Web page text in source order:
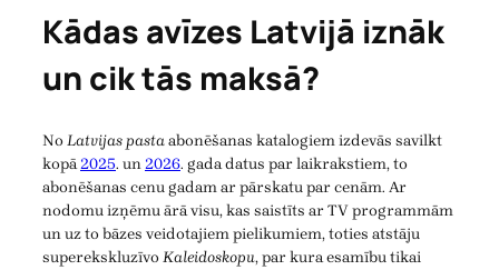
Kādas avīzes Latvijā iznāk
un cik tās maksā?
NoLatvijas pastaabonēšanas katalogiem izdevās savilkt
kopā2025. un2026. gada datus par laikrakstiem, to
abonēšanas cenu gadam ar pārskatu par cenām. Ar
nodomu izņēmu ārā visu, kas saistīts ar TV programmām
un uz to bāzes veidotajiem pielikumiem, toties atstāju
superekskluzīvoKaleidoskopu, par kura esamību tikai